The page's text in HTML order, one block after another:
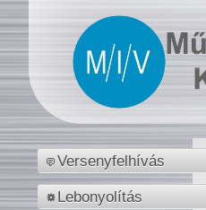
Versenyfelhívás
Lebonyolítás